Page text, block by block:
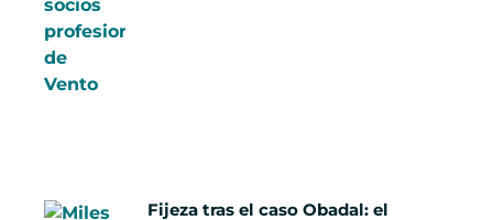
Fijeza tras el caso Obadal: el